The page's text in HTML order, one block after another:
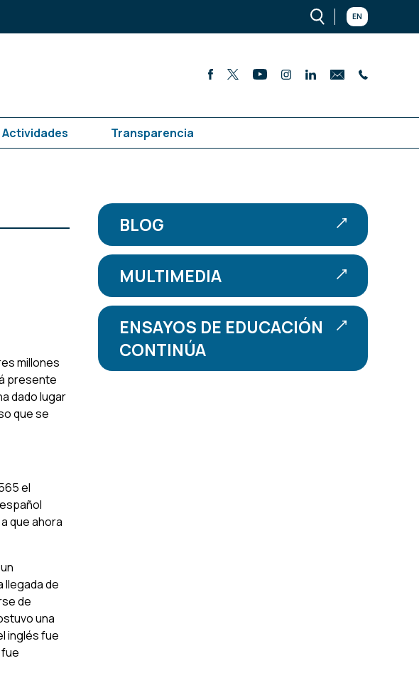
EN
Actividades Transparencia
millones
presente
dado lugar
que se
el
que ahora
llegada de
de
una
inglés fue
BLOG
MULTIMEDIA
ENSAYOS DE EDUCACIÓN
CONTINÚA